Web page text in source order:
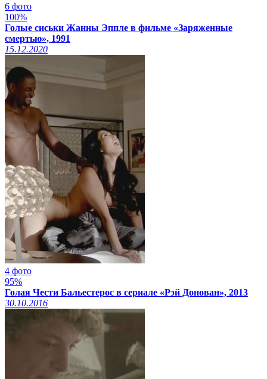
6 фото
100%
Голые сиськи Жанны Эппле в фильме «Заряженные
смертью», 1991
15.12.2020
4 фото
95%
Голая Чести Бальестерос в сериале «Рэй Донован», 2013
30.10.2016